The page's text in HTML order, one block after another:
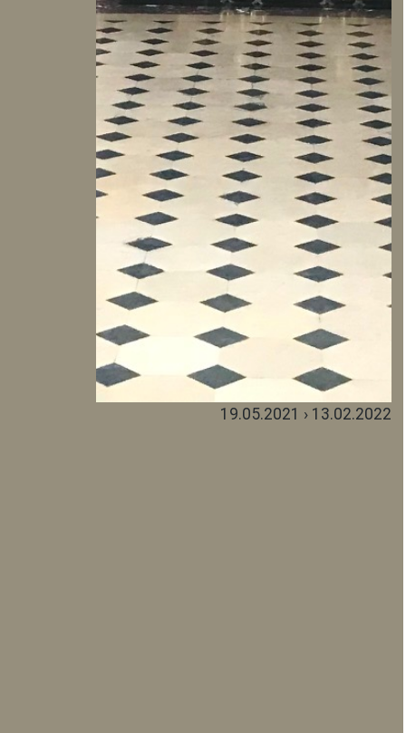
19.05.2021 › 13.02.2022